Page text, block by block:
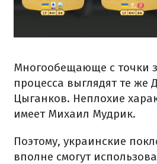
Многообещающе с точки
процесса выглядят те же
Цыганков. Неплохие
имеет Михаил Мудрик.
Поэтому, украинские
вполне смогут